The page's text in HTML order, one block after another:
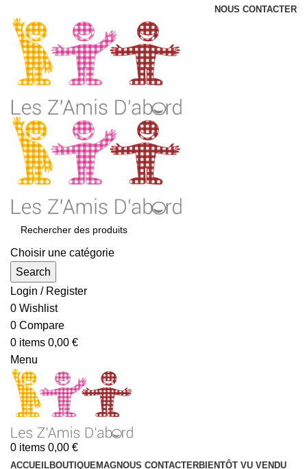
NOUS CONTACTER
Choisir une catégorie
Search
Login / Register
0 Wishlist
0 Compare
0 items 0,00 €
Menu
0 items 0,00 €
ACCUEILBOUTIQUEMAGNOUS CONTACTERBIENTÔT VU VENDU